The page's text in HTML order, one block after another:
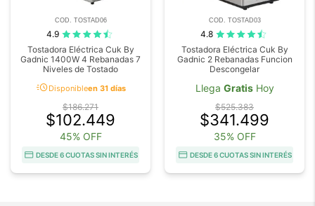
COD. TOSTAD06
4.9
Tostadora Eléctrica Cuk By
Gadnic 1400W 4 Rebanadas 7
Niveles de Tostado
acuteDisponibleen 31 días
$186.271
$102.449
45% OFF
DESDE 6 CUOTAS SIN INTERÉS
COD. TOSTAD03
4.8
Tostadora Eléctrica Cuk By
Gadnic 2 Rebanadas Funcion
Descongelar
Llega GratisHoy
$525.383
$341.499
35% OFF
DESDE 6 CUOTAS SIN INTERÉS